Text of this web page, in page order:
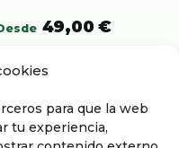
para que la web
tu experiencia,
49,00€